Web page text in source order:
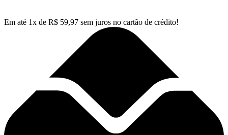
Em até 1x de R$ 59,97 sem juros no cartão de crédito!